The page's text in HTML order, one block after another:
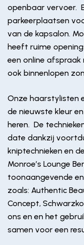
openbaar vervoer.
parkeerplaatsen
van de kapsalon.
heeft ruime
een online afspraak
ook binnenlopen
Onze haarstylisten
de nieuwste kleur
heren. De
date dankzij
kniptechnieken en
Monroe’s Lounge
toonaangevende
zoals: Authentic
Concept,
ons en en het
samen voor een